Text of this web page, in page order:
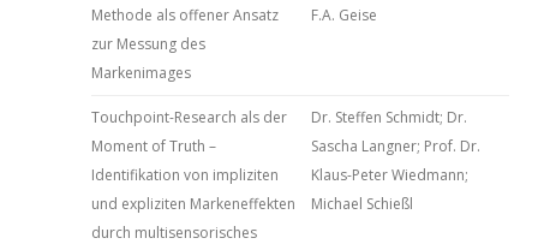
Methode als offener Ansatz
zur Messung des
Markenimages
F.A. Geise
Touchpoint-Research als der
Moment of Truth –
Identifikation von impliziten
und expliziten Markeneffekten
durch multisensorisches
Dr. Steffen Schmidt; Dr.
Sascha Langner; Prof. Dr.
Klaus-Peter Wiedmann;
Michael Schießl